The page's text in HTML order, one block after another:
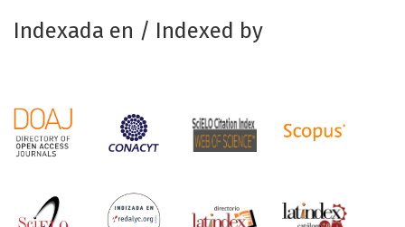
Indexada en / Indexed by